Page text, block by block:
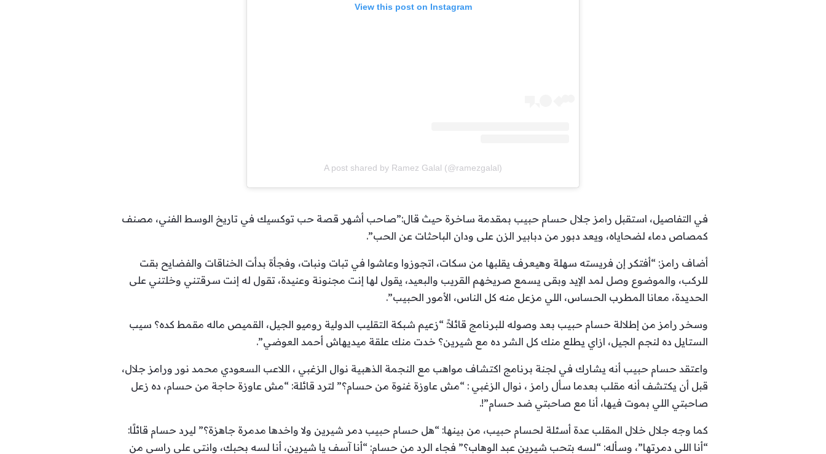
View this post on Instagram
A post shared by Ramez Galal (@ramezgalal)
في التفاصيل، استقبل رامز جلال حسام حبيب بمقدمة ساخرة حيث قال:”صاحب أشهر قصة حب توكسيك في تاريخ الوسط الفني، مصنف
كمصاص دماء لضحاياه، ويعد دبور من دبابير الزن على ودان الباحثات عن الحب”.
أضاف رامز: “أفتكر إن فريسته سهلة وهيعرف يقلبها من سكات، اتجوزوا وعاشوا في تبات ونبات، وفجأة بدأت الخناقات والفضايح بقت
للركب، والموضوع وصل لمد الإيد وبقى يسمع صريخهم القريب والبعيد، يقول لها إنت مجنونة وعنيدة، تقول له إنت سرقتني وخلتني على
الحديدة، معانا المطرب الحساس، اللي مزعل منه كل الناس، الأمور الحبيب”.
وسخر رامز من إطلالة حسام حبيب بعد وصوله للبرنامج قائلاً: “زعيم شبكة التقليب الدولية روميو الجيل، القميص ماله مقمط كده؟ سيب
الستايل ده لنجم الجيل، ازاي يطلع منك كل الشر ده مع شيرين؟ خدت منك علقة ميديهاش أحمد العوضي”.
واعتقد حسام حبيب أنه يشارك في لجنة برنامج اكتشاف مواهب مع النجمة الذهبية نوال الزغبي ، اللاعب السعودي محمد نور ورامز جلال،
قبل أن يكتشف أنه مقلب بعدما سأل رامز ، نوال الزغبي : “مش عاوزة غنوة من حسام؟” لترد قائلة: “مش عاوزة حاجة من حسام، ده زعل
صاحبتي اللي بموت فيها، أنا مع صاحبتي ضد حسام”!.
كما وجه جلال خلال المقلب عدة أسئلة لحسام حبيب، من بينها: “هل حسام حبيب دمر شيرين ولا واخدها مدمرة جاهزة؟” ليرد حسام قائلًا:
“أنا اللي دمرتها”، وسأله: “لسه بتحب شيرين عبد الوهاب؟” فجاء الرد من حسام: “أنا آسف يا شيرين، أنا لسه بحبك، وانتي على راسي من